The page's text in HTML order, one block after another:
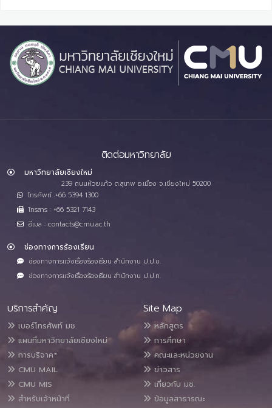
ติดต่อมหาวิทยาลัย
มหาวิทยาลัยเชียงใหม่
239 ถนนห้วยแก้ว ต.สุเทพ อ.เมือง จ.เชียงใหม่ 50200
โทรศัพท์ :+66 5394 1300
โทรสาร : +66 5321 7143
อีเมล : contacts@cmu.ac.th
ช่องทางการร้องเรียน
ช่องทางการแจ้งเรื่องร้องเรียน สำนักงาน ป.ป.ช.
ช่องทางการแจ้งเรื่องร้องเรียน สำนักงาน ป.ป.ท.
บริการสำคัญ
เบอร์โทรศัพท์ มช.
แผนที่มหาวิทยาลัยเชียงใหม่
การบริจาค*
CMU MAIL
CMU MIS
สำหรับเจ้าหน้าที่
Site Map
หลักสูตร
การศึกษา
คณะและหน่วยงาน
ข่าวสาร
เกี่ยวกับ มช.
ข้อมูลสาธารณะ